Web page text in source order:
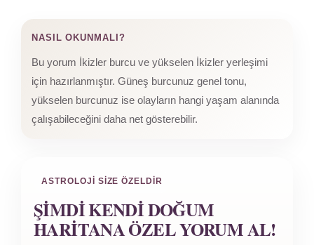
NASIL OKUNMALI?
Bu yorum İkizler burcu ve yükselen İkizler yerleşimi
için hazırlanmıştır. Güneş burcunuz genel tonu,
yükselen burcunuz ise olayların hangi yaşam alanında
çalışabileceğini daha net gösterebilir.
ASTROLOJI SIZE ÖZELDIR
ŞIMDI KENDI DOĞUM
HARITANA ÖZEL YORUM AL!